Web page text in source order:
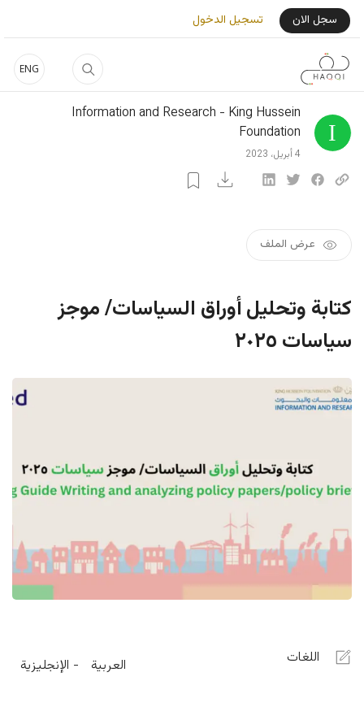
تجاوز إلى المحتوى الرئيسي
ENG
User Login Menu
سجل الان تسجيل الدخول
Information and Research - King Hussein
Foundation
4 أبريل، 2023
عرض الملف
كتابة وتحليل أوراق السياسات/ موجز
سياسات ٢٠٢٥
اللغات العربية الإنجليزية